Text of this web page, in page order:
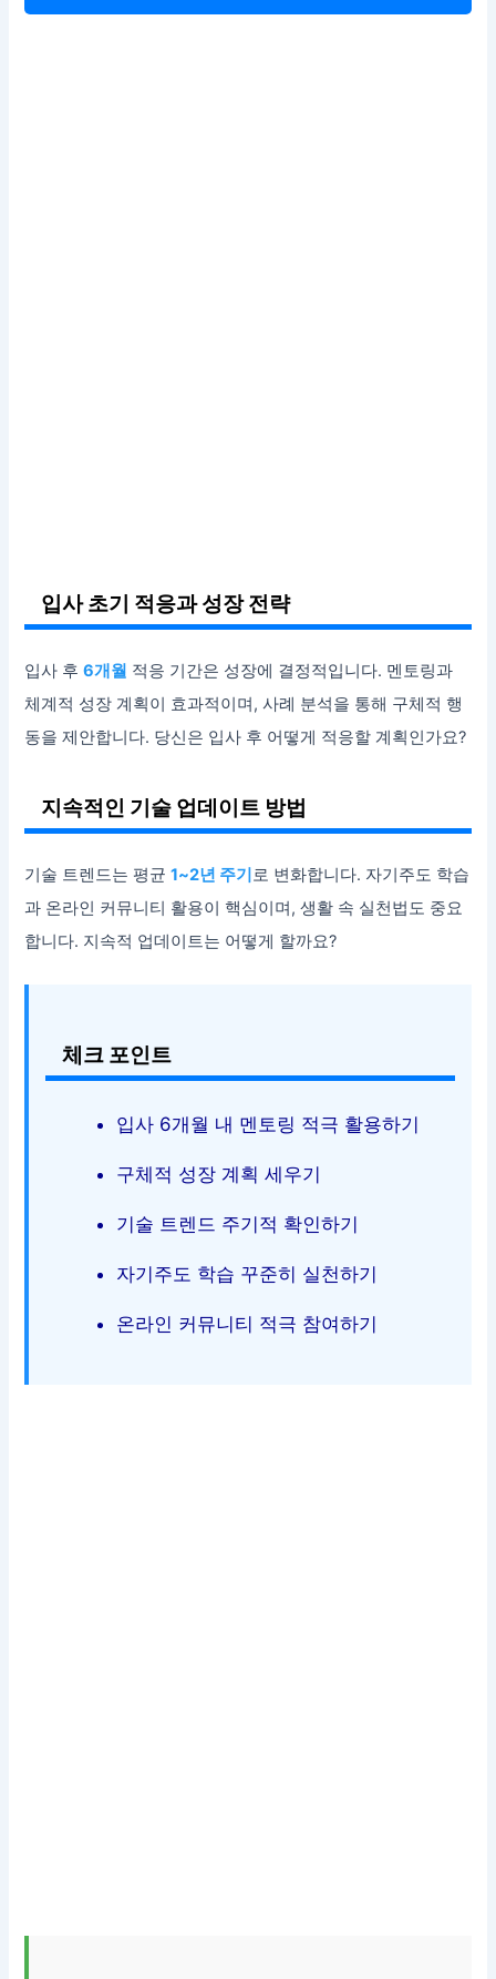
입사 초기 적응과 성장 전략
입사 후6개월 적응 기간은 성장에 결정적입니다. 멘토링과
체계적 성장 계획이 효과적이며, 사례 분석을 통해 구체적 행
동을 제안합니다. 당신은 입사 후 어떻게 적응할 계획인가요?
지속적인 기술 업데이트 방법
기술 트렌드는 평균1~2년 주기 로 변화합니다. 자기주도 학습
과 온라인 커뮤니티 활용이 핵심이며, 생활 속 실천법도 중요
합니다. 지속적 업데이트는 어떻게 할까요?
체크 포인트
입사 6개월 내 멘토링 적극 활용하기
구체적 성장 계획 세우기
기술 트렌드 주기적 확인하기
자기주도 학습 꾸준히 실천하기
온라인 커뮤니티 적극 참여하기